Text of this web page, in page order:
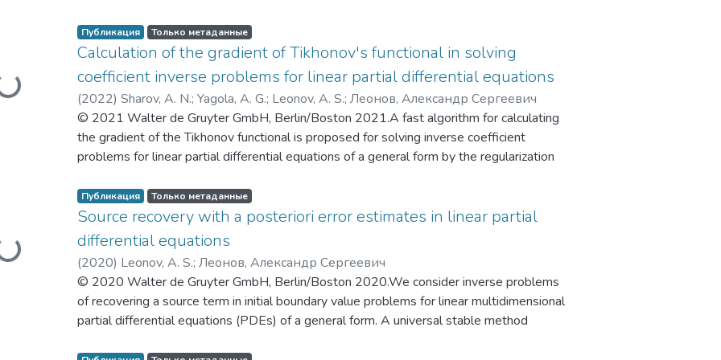
capabilities of the proposed algorithm.
Публикация Только метаданные
Calculation of the gradient of Tikhonov's functional in solving
coefficient inverse problems for linear partial differential equations
(2022)Sharov, A. N.;Yagola, A. G.; Leonov, A. S.;Леонов, Александр Сергеевич
© 2021 Walter de Gruyter GmbH, Berlin/Boston 2021.A fast algorithm for calculating
the gradient of the Tikhonov functional is proposed for solving inverse coefficient
problems for linear partial differential equations of a general form by the regularization
that linearly depend on the desired coefficients. When discretizing the problem and
calculating the gradient, it is possible to use the finite element method. As an
illustration, we consider the solution of two inverse problems of elastography using the
finite element method: finding the distribution of Young's modulus in biological tissue
from data on its compression and a similar problem of determining the characteristics of
local oncological inclusions, which have a special parametric form.
Публикация Только метаданные
Source recovery with a posteriori error estimates in linear partial
differential equations
(2020) Leonov, A. S.;Леонов, Александр Сергеевич
© 2020 Walter de Gruyter GmbH, Berlin/Boston 2020.We consider inverse problems
of recovering a source term in initial boundary value problems for linear multidimensional
partial differential equations (PDEs) of a general form. A universal stable method